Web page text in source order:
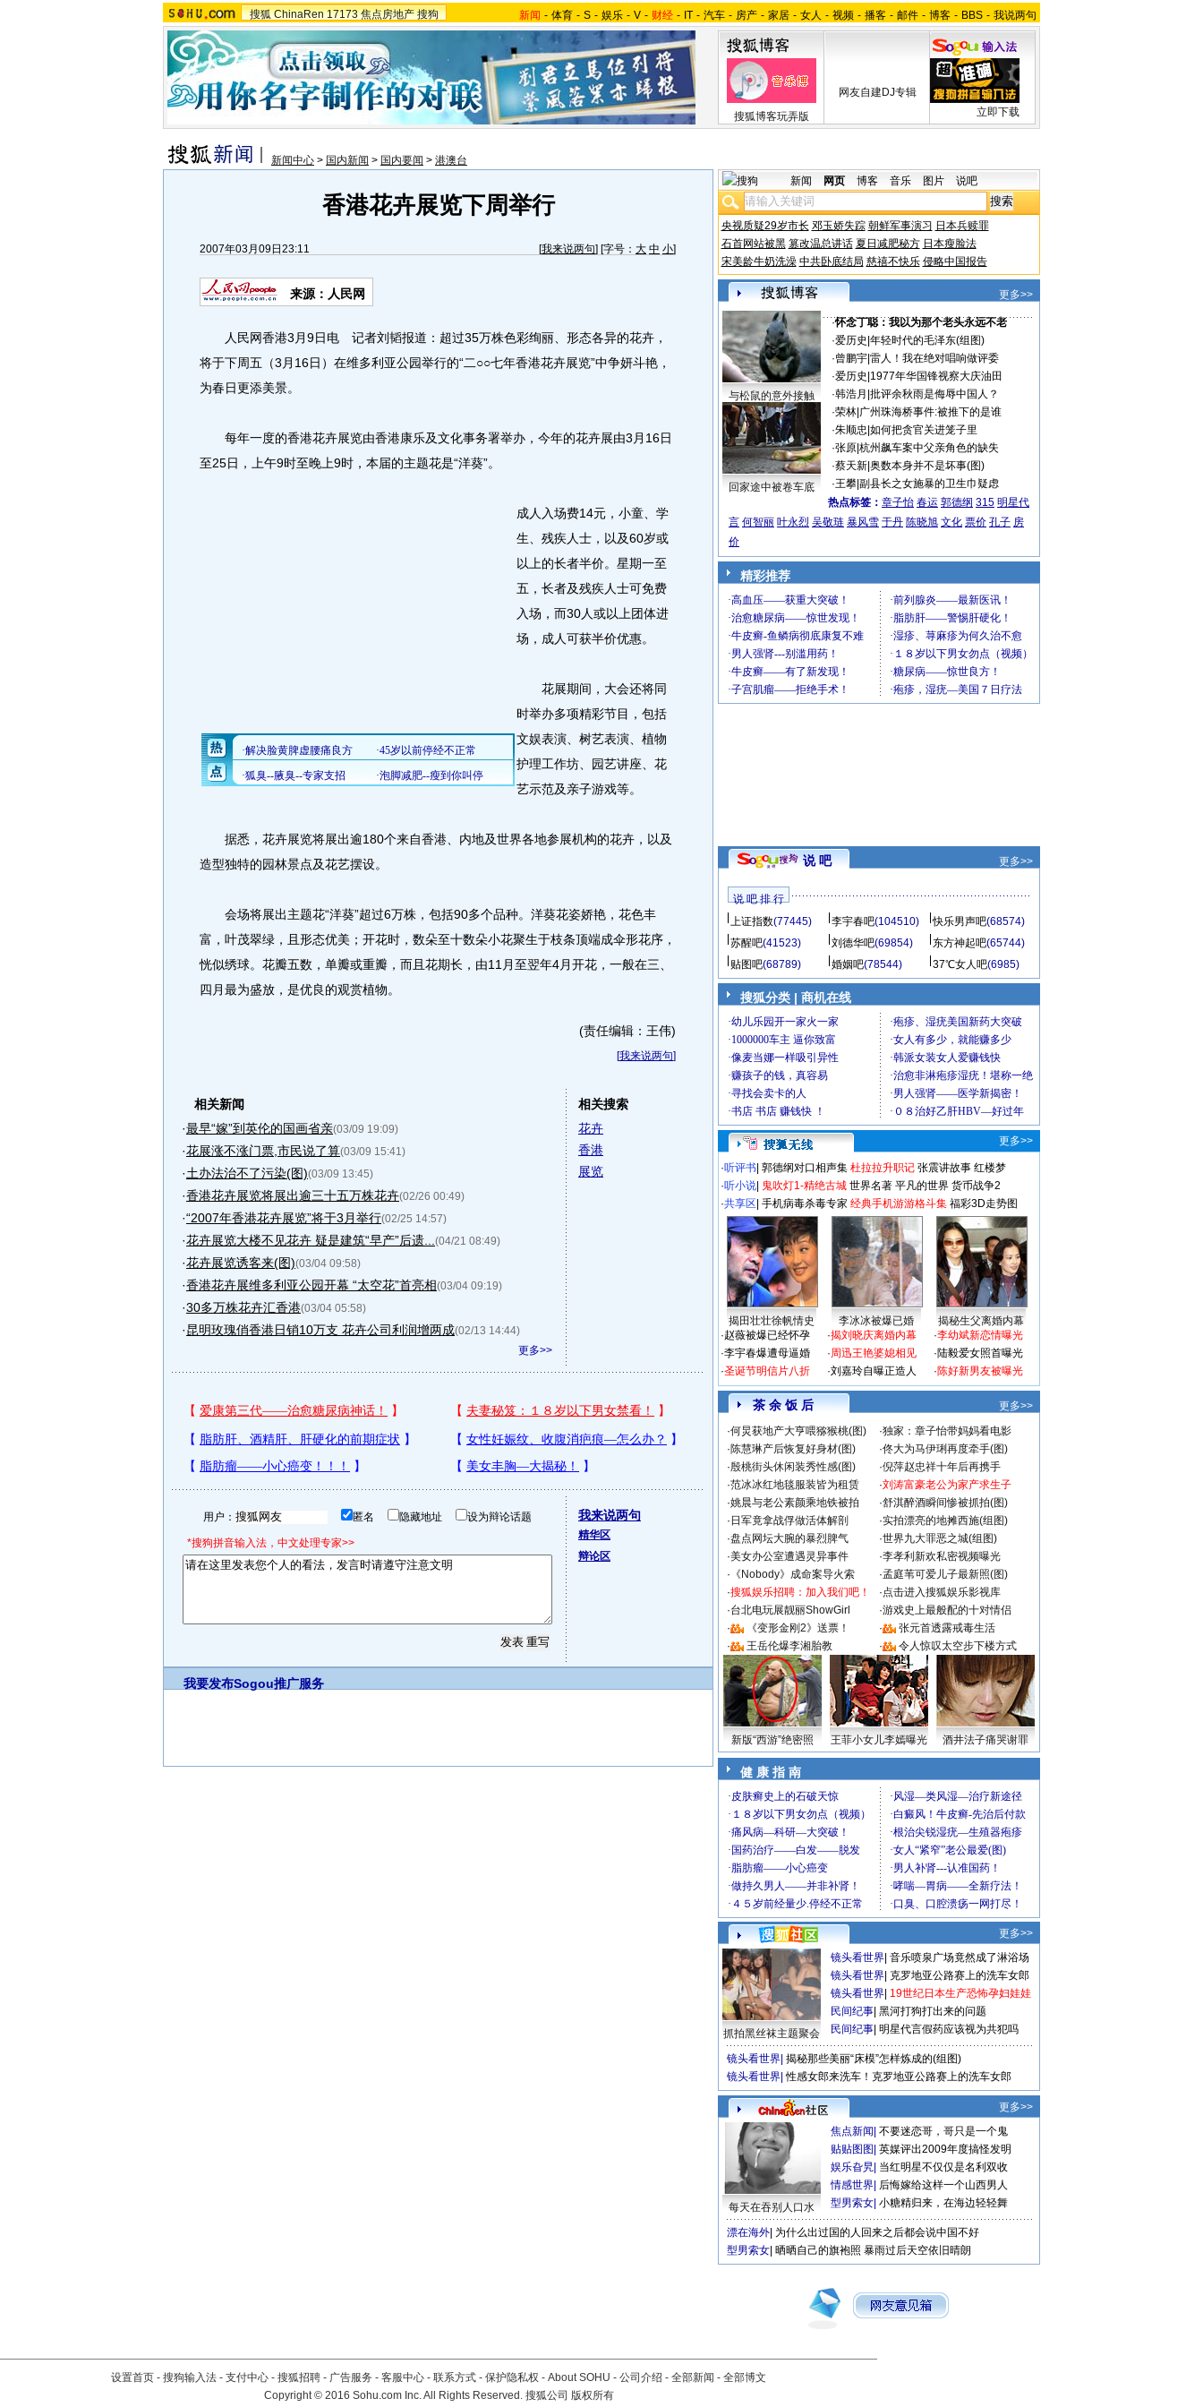
搜狐 ChinaRen 17173 焦点房地产 搜狗 新闻 - 体育 - S - 娱乐 - V - 财经 - IT - 汽车 - 房产 - 家居 - 女人 - 视频 - 播客 - 邮件 - 博客 - BBS - 我说两句
搜狐博客玩弄版
网友自建DJ专辑
立即下载
新闻中心 > 国内新闻 > 国内要闻 > 港澳台
香港花卉展览下周举行
2007年03月09日23:11 [我来说两句] [字号： 大 中 小]
来源：人民网
人民网香港3月9日电 记者刘韬报道：超过35万株色彩绚丽、形态各异的花卉，
将于下周五（3月16日）在维多利亚公园举行的“二○○七年香港花卉展览”中争妍斗艳，
为春日更添美景。
每年一度的香港花卉展览由香港康乐及文化事务署举办，今年的花卉展由3月16日
至25日，上午9时至晚上9时，本届的主题花是“洋葵”。
成人入场费14元，小童、学
生、残疾人士，以及60岁或
以上的长者半价。星期一至
五，长者及残疾人士可免费
入场，而30人或以上团体进
场，成人可获半价优惠。
花展期间，大会还将同
时举办多项精彩节目，包括
文娱表演、树艺表演、植物
护理工作坊、园艺讲座、花
艺示范及亲子游戏等。
据悉，花卉展览将展出逾180个来自香港、内地及世界各地参展机构的花卉，以及
造型独特的园林景点及花艺摆设。
会场将展出主题花“洋葵”超过6万株，包括90多个品种。洋葵花姿娇艳，花色丰
富，叶茂翠绿，且形态优美；开花时，数朵至十数朵小花聚生于枝条顶端成伞形花序，
恍似绣球。花瓣五数，单瓣或重瓣，而且花期长，由11月至翌年4月开花，一般在三、
四月最为盛放，是优良的观赏植物。
(责任编辑：王伟)
[我来说两句]
相关新闻
·最早“嫁”到英伦的国画省亲(03/09 19:09)
·花展涨不涨门票,市民说了算(03/09 15:41)
·土办法治不了污染(图)(03/09 13:45)
·香港花卉展览将展出逾三十五万株花卉(02/26 00:49)
·“2007年香港花卉展览”将于3月举行(02/25 14:57)
·花卉展览大楼不见花卉 疑是建筑“早产”后遗... (04/21 08:49)
·花卉展览诱客来(图)(03/04 09:58)
·香港花卉展维多利亚公园开幕 “太空花”首亮相(03/04 09:19)
·30多万株花卉汇香港(03/04 05:58)
·昆明玫瑰俏香港日销10万支 花卉公司利润增两成(02/13 14:44)
更多>>
相关搜索
花卉
香港
展览
用户： 匿名 隐藏地址 设为辩论话题
*搜狗拼音输入法，中文处理专家>>
我来说两句
精华区
辩论区
我要发布Sogou推广服务
新闻 网页 博客 音乐 图片 说吧
央视质疑29岁市长 邓玉娇失踪 朝鲜军事演习 日本兵赎罪
石首网站被黑 篡改温总讲话 夏日减肥秘方 日本瘦脸法
宋美龄牛奶洗澡 中共卧底结局 慈禧不快乐 侵略中国报告
更多>>
与松鼠的意外接触
回家途中被卷车底
·怀念丁聪：我以为那个老头永远不老
·爱历史 年轻时代的毛泽东(组图)
·曾鹏宇| 雷人！我在绝对唱响做评委
·爱历史 1977年华国锋视察大庆油田
·韩浩月 批评余秋雨是侮辱中国人？
·荣林| 广州珠海桥事件:被推下的是谁
·朱顺忠 如何把贪官关进笼子里
·张原| 杭州飙车案中父亲角色的缺失
·蔡天新| 奥数本身并不是坏事(图)
·王攀| 副县长之女施暴的卫生巾疑虑
热点标签： 章子怡 春运 郭德纲 315 明星代
言 何智丽 叶永烈 吴敬琏 暴风雪 于丹 陈晓旭 文化 票价 孔子 房
价
精彩推荐
说 吧 更多>>
说 吧 排 行
上证指数(77445) 李宇春吧(104510) 快乐男声吧(68574)
苏醒吧(41523) 刘德华吧(69854) 东方神起吧(65744)
贴图吧(68789) 婚姻吧(78544) 37℃女人吧(6985)
搜狐分类 | 商机在线
更多>>
·听评书 郭德纲对口相声集 杜拉拉升职记 张震讲故事 红楼梦
·听小说 鬼吹灯1-精绝古城 世界名著 平凡的世界 货币战争2
·共享区 手机病毒杀毒专家 经典手机游游格斗集 福彩3D走势图
揭田壮壮徐帆情史 李冰冰被爆已婚
揭秘生父离婚内幕
·赵薇被爆已经怀孕
·李宇春爆遭母逼婚
·圣诞节明信片八折
·揭刘晓庆离婚内幕
·周迅王艳婆媳相见
·刘嘉玲自曝正造人
·李幼斌新恋情曝光
·陆毅爱女照首曝光
·陈好新男友被曝光
茶 余 饭 后
更多>>
·何炅获地产大亨喂猕猴桃(图) ·独家：章子怡带妈妈看电影
·陈慧琳产后恢复好身材(图) ·佟大为马伊琍再度牵手(图)
·殷桃街头休闲装秀性感(图) ·倪萍赵忠祥十年后再携手
·范冰冰红地毯服装皆为租赁 ·刘涛富豪老公为家产求生子
·姚晨与老公素颜乘地铁被拍 ·舒淇醉酒瞬间惨被抓拍(图)
· 日军竟拿战俘做活体解剖 ·实拍漂亮的地摊西施(组图)
·盘点网坛大腕的暴烈脾气 ·世界九大罪恶之城(组图)
·美女办公室遭遇灵异事件 ·李孝利新欢私密视频曝光
· 《Nobody》成命案导火索 ·孟庭苇可爱儿子最新照(图)
·搜狐娱乐招聘：加入我们吧！ ·点击进入搜狐娱乐影视库
·台北电玩展靓丽ShowGirl ·游戏史上最般配的十对情侣
·
《变形金刚2》送票！ ·
张元首透露戒毒生活
·
王岳伦爆李湘胎教 · 令人惊叹太空步下楼方式
新版“西游”绝密照 王菲小女儿李嫣曝光 酒井法子痛哭谢罪
健 康 指 南
更多>>
抓拍黑丝袜主题聚会
镜头看世界 音乐喷泉广场竟然成了淋浴场
镜头看世界 克罗地亚公路赛上的洗车女郎
镜头看世界 19世纪日本生产恐怖孕妇娃娃
民间纪事 黑河打狗打出来的问题
民间纪事 明星代言假药应该视为共犯吗
镜头看世界 揭秘那些美丽“床模”怎样炼成的(组图)
镜头看世界 性感女郎来洗车！克罗地亚公路赛上的洗车女郎
更多>>
每天在吞别人口水
焦点新闻 不要迷恋哥，哥只是一个鬼
贴贴图图 英媒评出2009年度搞怪发明
娱乐旮旯 当红明星不仅仅是名利双收
情感世界 后悔嫁给这样一个山西男人
型男索女 小糖精归来，在海边轻轻舞
漂在海外 为什么出过国的人回来之后都会说中国不好
型男索女 晒晒自己的旗袍照 暴雨过后天空依旧晴朗
设置首页 - 搜狗输入法 - 支付中心 - 搜狐招聘 - 广告服务 - 客服中心 - 联系方式 - 保护隐私权 - About SOHU - 公司介绍 - 全部新闻 - 全部博文
Copyright©2016 Sohu.com Inc. All Rights Reserved. 搜狐公司 版权所有